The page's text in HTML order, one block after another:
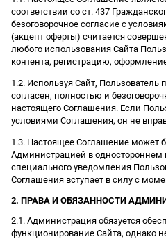
соответствии со ст. 437
безоговорочное согласие с
(акцепт оферты) считается
любого использования Сайта
контента, регистрацию,
1.2. Используя Сайт, Пользователь
согласен, полностью и
настоящего Соглашения. Если
условиями Соглашения, он не
1.3. Настоящее Соглашение может
Администрацией в одностороннем
специального уведомления
Соглашения вступает в силу с
2. ПРАВА И ОБЯЗАННОСТИ
2.1. Администрация обязуется
функционирование Сайта, однако